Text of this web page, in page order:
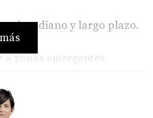
el mediano y largo plazo.
zonas emergentes.
esta zona suele
de Santo Domingo,